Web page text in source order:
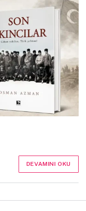
DEVAMINI OKU